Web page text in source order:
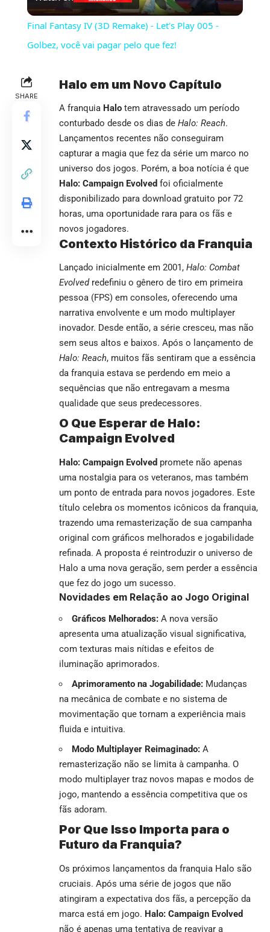
Video
Final Fantasy IV (3D Remake) - Let's Play 005 -
Golbez, você vai pagar pelo que fez!
SHARE
Halo em um Novo Capítulo
A franquia Halo tem atravessado um período
conturbado desde os dias de Halo: Reach.
Lançamentos recentes não conseguiram
capturar a magia que fez da série um marco no
universo dos jogos. Porém, a boa notícia é que
Halo: Campaign Evolved foi oficialmente
disponibilizado para download gratuito por 72
horas, uma oportunidade rara para os fãs e
novos jogadores.
Contexto Histórico da Franquia
Lançado inicialmente em 2001, Halo: Combat
Evolvedredefiniu o gênero de tiro em primeira
pessoa (FPS) em consoles, oferecendo uma
narrativa envolvente e um modo multiplayer
inovador. Desde então, a série cresceu, mas não
sem seus altos e baixos. Após o lançamento de
Halo: Reach, muitos fãs sentiram que a essência
da franquia estava se perdendo em meio a
sequências que não entregavam a mesma
qualidade que seus predecessores.
O Que Esperar de Halo:
Campaign Evolved
Halo: Campaign Evolved promete não apenas
uma nostalgia para os veteranos, mas também
um ponto de entrada para novos jogadores. Este
título celebra os momentos icônicos da franquia,
trazendo uma remasterização de sua campanha
original com gráficos melhorados e jogabilidade
refinada. A proposta é reintroduzir o universo de
Halo a uma nova geração, sem perder a essência
que fez do jogo um sucesso.
Novidades em Relação ao Jogo Original
Gráficos Melhorados: A nova versão
apresenta uma atualização visual significativa,
com texturas mais nítidas e efeitos de
iluminação aprimorados.
Aprimoramento na Jogabilidade: Mudanças
na mecânica de combate e no sistema de
movimentação que tornam a experiência mais
fluida e intuitiva.
Modo Multiplayer Reimaginado: A
remasterização não se limita à campanha. O
modo multiplayer traz novos mapas e modos de
jogo, mantendo a essência competitiva que os
fãs adoram.
Por Que Isso Importa para o
Futuro da Franquia?
Os próximos lançamentos da franquia Halo são
cruciais. Após uma série de jogos que não
atingiram a expectativa dos fãs, a percepção da
marca está em jogo. Halo: Campaign Evolved
não é apenas uma tentativa de reavivar a